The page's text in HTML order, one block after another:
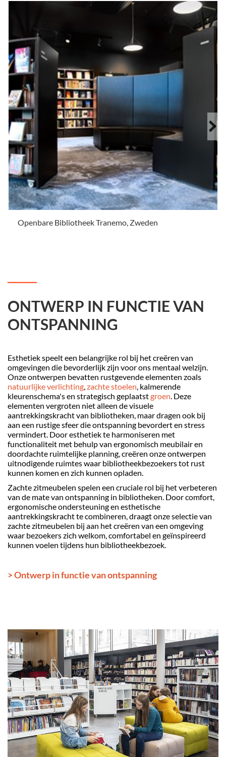
Openbare Bibliotheek Tranemo, Zweden
ONTWERP IN FUNCTIE VAN
ONTSPANNING
Esthetiek speelt een belangrijke rol bij het creëren van
omgevingen die bevorderlijk zijn voor ons mentaal welzijn.
Onze ontwerpen bevatten rustgevende elementen zoals
natuurlijke verlichting,zachte stoelen, kalmerende
kleurenschema's en strategisch geplaatstgroen. Deze
elementen vergroten niet alleen de visuele
aantrekkingskracht van bibliotheken, maar dragen ook bij
aan een rustige sfeer die ontspanning bevordert en stress
vermindert. Door esthetiek te harmoniseren met
functionaliteit met behulp van ergonomisch meubilair en
doordachte ruimtelijke planning, creëren onze ontwerpen
uitnodigende ruimtes waar bibliotheekbezoekers tot rust
kunnen komen en zich kunnen opladen.
Zachte zitmeubelen spelen een cruciale rol bij het verbeteren
van de mate van ontspanning in bibliotheken. Door comfort,
ergonomische ondersteuning en esthetische
aantrekkingskracht te combineren, draagt onze selectie van
zachte zitmeubelen bij aan het creëren van een omgeving
waar bezoekers zich welkom, comfortabel en geïnspireerd
kunnen voelen tijdens hun bibliotheekbezoek.
> Ontwerp in functie van ontspanning